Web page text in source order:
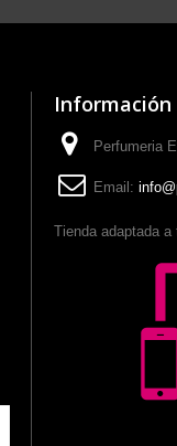
Perfumeria
Email:
Tienda adaptada